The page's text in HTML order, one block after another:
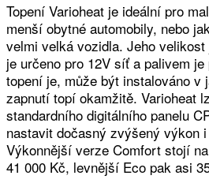
Topení Varioheat je ideální pro
menší obytné automobily, nebo
velmi velká vozidla. Jeho
je určeno pro 12V síť a palivem
topení je, může být instalováno v
zapnutí topí okamžitě. Varioheat
standardního digitálního panelu
nastavit dočasný zvýšený výkon
Výkonnější verze Comfort stojí
41 000 Kč, levnější Eco pak asi